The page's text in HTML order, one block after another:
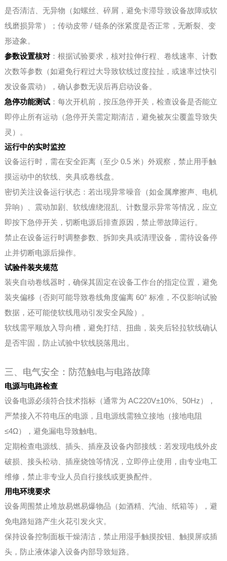
是否清洁、无异物（如螺丝、碎屑，避免卡滞导致设备故障或软
线磨损异常）；传动皮带 / 链条的张紧度是否正常，无断裂、变
形迹象。
参数设置核对：根据试验要求，核对拉伸行程、卷线速率、计数
次数等参数（如避免行程过大导致软线过度拉扯，或速率过快引
发设备震动），确认参数无误后再启动设备。
急停功能测试：每次开机前，按压急停开关，检查设备是否能立
即停止所有运动（急停开关需定期清洁，避免被灰尘覆盖导致失
灵）。
运行中的实时监控
设备运行时，需在安全距离（至少 0.5 米）外观察，禁止用手触
摸运动中的软线、夹具或卷线盘。
密切关注设备运行状态：若出现异常噪音（如金属摩擦声、电机
异响）、震动加剧、软线缠绕混乱、计数显示异常等情况，应立
即按下急停开关，切断电源后排查原因，禁止带故障运行。
禁止在设备运行时调整参数、拆卸夹具或清理设备，需待设备停
止并切断电源后操作。
试验件装夹规范
装夹自动卷线器时，确保其固定在设备工作台的指定位置，避免
装夹偏移（否则可能导致卷线角度偏离 60° 标准，不仅影响试验
数据，还可能使软线甩动引发安全风险）。
软线需平顺放入导向槽，避免打结、扭曲，装夹后轻拉软线确认
是否牢固，防止试验中软线脱落甩出。
三、电气安全：防范触电与电路故障
电源与电路检查
设备电源必须符合技术指标（通常为 AC220V±10%、50Hz），
严禁接入不符电压的电源，且电源线需独立接地（接地电阻
≤4Ω），避免漏电导致触电。
定期检查电源线、插头、插座及设备内部接线：若发现电线外皮
破损、接头松动、插座烧蚀等情况，立即停止使用，由专业电工
维修，禁止非专业人员自行接线或更换配件。
用电环境要求
设备周围禁止堆放易燃易爆物品（如酒精、汽油、纸箱等），避
免电路短路产生火花引发火灾。
保持设备控制面板干燥清洁，禁止用湿手触摸按钮、触摸屏或插
头，防止液体渗入设备内部导致短路。